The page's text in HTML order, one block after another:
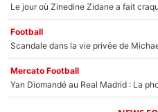
Football
Mercato Football
Yan Diomandé au Real Madrid : La